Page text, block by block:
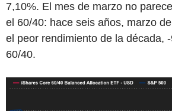
7,10%. El mes de marzo no
el 60/40: hace seis años, marzo
el peor rendimiento de la década,
60/40.